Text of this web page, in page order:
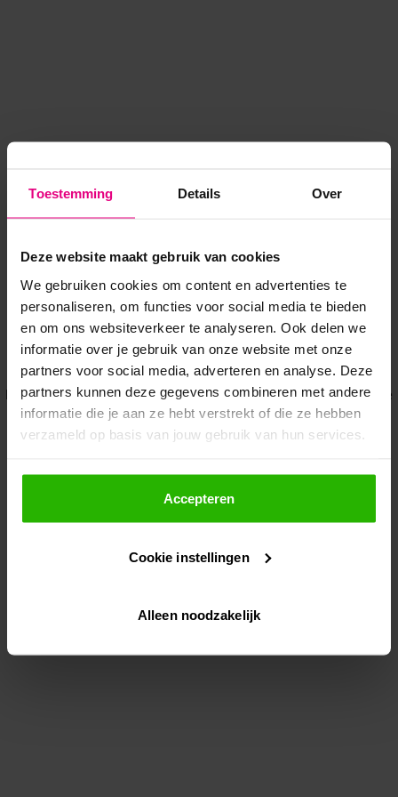
Toestemming Details Over
Deze website maakt gebruik van cookies
We gebruiken cookies om content en advertenties te
personaliseren, om functies voor social media te bieden
en om ons websiteverkeer te analyseren. Ook delen we
informatie over je gebruik van onze website met onze
partners voor social media, adverteren en analyse. Deze
partners kunnen deze gegevens combineren met andere
informatie die je aan ze hebt verstrekt of die ze hebben
verzameld op basis van jouw gebruik van hun services.
Als je op "Accepteer" klikt, dan geef je Voordeeluitjes.nl
toestemming om cookies voor social media en
gepersonaliseerde advertenties te plaatsen.
Lees hier meer over in onsprivacybeleid
Via "Cookie instellingen" kun je ook zelf instellen welke
Accepteren
Cookie instellingen
Alleen noodzakelijk
Application error: a client-side exception has occurred while
loadingwww.voordeeluitjes.nl (see the browser console for more
information).